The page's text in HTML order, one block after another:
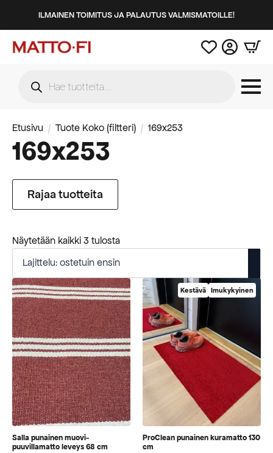
ILMAINEN TOIMITUS JA PALAUTUS VALMISMATOILLE!
search
Etusivu Tuote Koko (filtteri) 169x253
169x253
Rajaa tuotteita
Näytetään kaikki 3 tulostaSuosituimmat
Salla punainen muovi-
puuvillamatto leveys 68 cm
Kestävä Imukykyinen
ProClean punainen kuramatto 130
cm